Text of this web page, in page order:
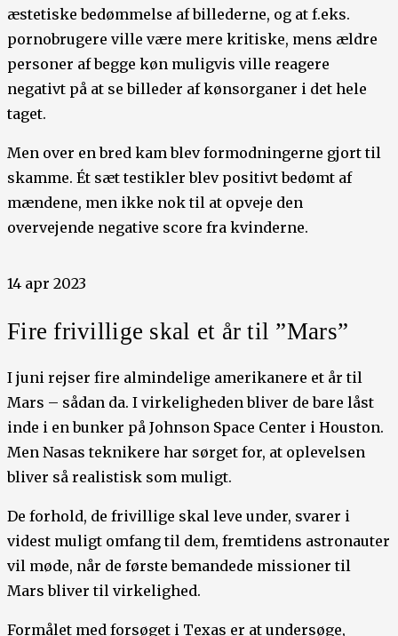
æstetiske bedømmelse af billederne, og at f.eks.
pornobrugere ville være mere kritiske, mens ældre
personer af begge køn muligvis ville reagere
negativt på at se billeder af kønsorganer i det hele
taget.
Men over en bred kam blev formodningerne gjort til
skamme. Ét sæt testikler blev positivt bedømt af
mændene, men ikke nok til at opveje den
overvejende negative score fra kvinderne.
14 apr 2023
Fire frivillige skal et år til ”Mars”
I juni rejser fire almindelige amerikanere et år til
Mars – sådan da. I virkeligheden bliver de bare låst
inde i en bunker på Johnson Space Center i Houston.
Men Nasas teknikere har sørget for, at oplevelsen
bliver så realistisk som muligt.
De forhold, de frivillige skal leve under, svarer i
videst muligt omfang til dem, fremtidens astronauter
vil møde, når de første bemandede missioner til
Mars bliver til virkelighed.
Formålet med forsøget i Texas er at undersøge,